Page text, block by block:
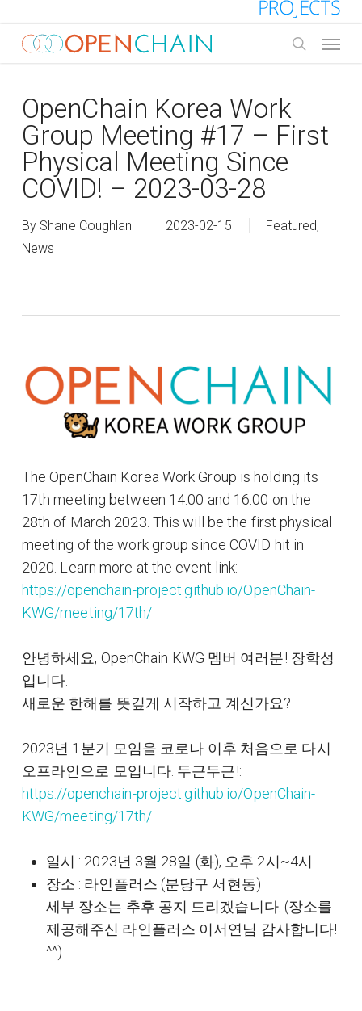
main
OpenChain Korea Work
Group Meeting #17 – First
Physical Meeting Since
COVID! – 2023-03-28
By Shane Coughlan 2023-02-15 Featured,
News
The OpenChain Korea Work Group is holding its
17th meeting between 14:00 and 16:00 on the
28th of March 2023. This will be the first physical
meeting of the work group since COVID hit in
2020. Learn more at the event link:
https://openchain-project.github.io/OpenChain-
KWG/meeting/17th/
안녕하세요, OpenChain KWG 멤버 여러분! 장학성
입니다.
새로운 한해를 뜻깊게 시작하고 계신가요?
2023년 1분기 모임을 코로나 이후 처음으로 다시
오프라인으로 모입니다. 두근두근!:
https://openchain-project.github.io/OpenChain-
KWG/meeting/17th/
일시 : 2023년 3월 28일 (화), 오후 2시~4시
장소 : 라인플러스 (분당구 서현동)
세부 장소는 추후 공지 드리겠습니다. (장소를
제공해주신 라인플러스 이서연님 감사합니다!
^^)